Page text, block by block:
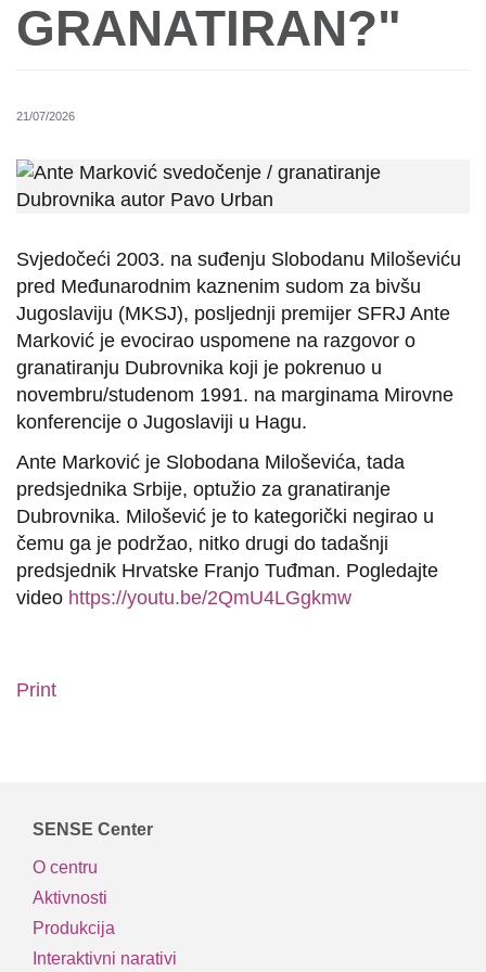
GRANATIRAN?"
21/07/2026
Svjedočeći 2003. na suđenju Slobodanu Miloševiću
pred Međunarodnim kaznenim sudom za bivšu
Jugoslaviju (MKSJ), posljednji premijer SFRJ Ante
Marković je evocirao uspomene na razgovor o
granatiranju Dubrovnika koji je pokrenuo u
novembru/studenom 1991. na marginama Mirovne
konferencije o Jugoslaviji u Hagu.
Ante Marković je Slobodana Miloševića, tada
predsjednika Srbije, optužio za granatiranje
Dubrovnika. Milošević je to kategorički negirao u
čemu ga je podržao, nitko drugi do tadašnji
predsjednik Hrvatske Franjo Tuđman. Pogledajte
video https://youtu.be/2QmU4LGgkmw
Print
SENSE Center
O centru
Aktivnosti
Produkcija
Interaktivni narativi